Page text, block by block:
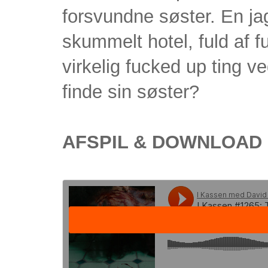
forsvundne søster. En
skummelt hotel, fuld af
virkelig fucked up ting
finde sin søster?
AFSPIL & DOWNLOAD